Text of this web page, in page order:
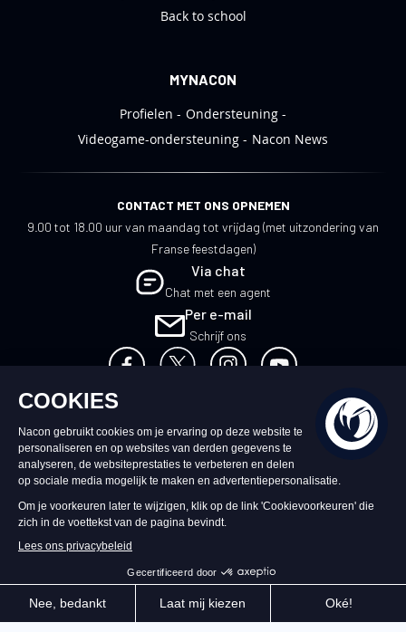
Back to school
MYNACON
Profielen
Ondersteuning
Videogame-ondersteuning
Nacon News
CONTACT MET ONS OPNEMEN
9.00 tot 18.00 uur van maandag tot vrijdag (met uitzondering van
Franse feestdagen)
Via chat
Chat met een agent
Per e-mail
Schrijf ons
NL
©2026 – Nacon | NACON™ is een
geregistreerd handelsmerk. Alle rechten